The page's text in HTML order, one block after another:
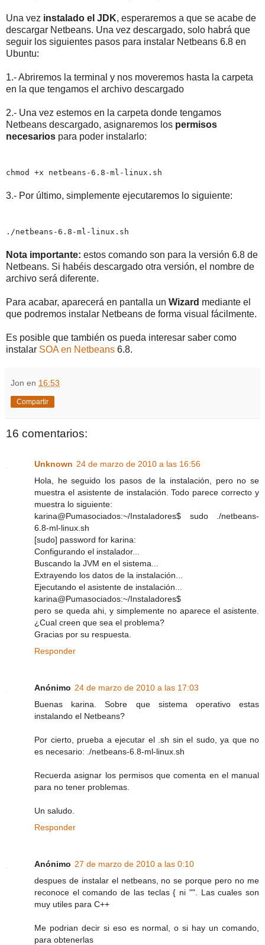
Una vez instalado el JDK, esperaremos a que se acabe de
descargar Netbeans. Una vez descargado, solo habrá que
seguir los siguientes pasos para instalar Netbeans 6.8 en
Ubuntu:
1.- Abriremos la terminal y nos moveremos hasta la carpeta
en la que tengamos el archivo descargado
2.- Una vez estemos en la carpeta donde tengamos
Netbeans descargado, asignaremos los permisos
necesarios para poder instalarlo:
chmod +x netbeans-6.8-ml-linux.sh
3.- Por último, simplemente ejecutaremos lo siguiente:
./netbeans-6.8-ml-linux.sh
Nota importante: estos comando son para la versión 6.8 de
Netbeans. Si habéis descargado otra versión, el nombre de
archivo será diferente.
Para acabar, aparecerá en pantalla un Wizard mediante el
que podremos instalar Netbeans de forma visual fácilmente.
Es posible que también os pueda interesar saber como
instalar SOA en Netbeans 6.8.
Jon en 16:53
Compartir
16 comentarios:
Unknown 24 de marzo de 2010 a las 16:56
Hola, he seguido los pasos de la instalación, pero no se
muestra el asistente de instalación. Todo parece correcto y
muestra lo siguiente:
karina@Pumasociados:~/Instaladores$ sudo ./netbeans-
6.8-ml-linux.sh
[sudo] password for karina:
Configurando el instalador...
Buscando la JVM en el sistema...
Extrayendo los datos de la instalación...
Ejecutando el asistente de instalación...
karina@Pumasociados:~/Instaladores$
pero se queda ahi, y simplemente no aparece el asistente.
¿Cual creen que sea el problema?
Gracias por su respuesta.
Responder
Anónimo 24 de marzo de 2010 a las 17:03
Buenas karina. Sobre que sistema operativo estas
instalando el Netbeans?
Por cierto, prueba a ejecutar el .sh sin el sudo, ya que no
es necesario: ./netbeans-6.8-ml-linux.sh
Recuerda asignar los permisos que comenta en el manual
para no tener problemas.
Un saludo.
Responder
Anónimo 27 de marzo de 2010 a las 0:10
despues de instalar el netbeans, no se porque pero no me
reconoce el comando de las teclas { ni "". Las cuales son
muy utiles para C++
Me podrian decir si eso es normal, o si hay un comando,
para obtenerlas